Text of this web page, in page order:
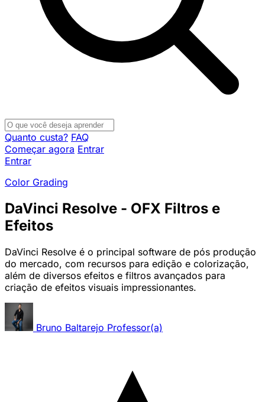
Quanto custa? FAQ
Começar agora Entrar
Entrar
Color Grading
DaVinci Resolve - OFX Filtros e
Efeitos
DaVinci Resolve é o principal software de pós produção
do mercado, com recursos para edição e colorização,
além de diversos efeitos e filtros avançados para
criação de efeitos visuais impressionantes.
Bruno Baltarejo Professor(a)